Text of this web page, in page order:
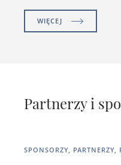
WIĘCEJ
Partnerzy i
SPONSORZY,